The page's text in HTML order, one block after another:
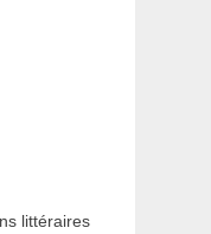
littéraires